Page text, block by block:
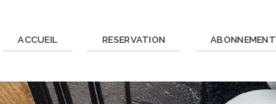
ACCUEIL RESERVATION ABONNEMENT